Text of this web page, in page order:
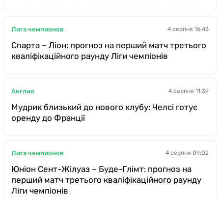
Лига чемпионов 4 серпня 16:43
Спарта – Ліон: прогноз на перший матч третього
кваліфікаційного раунду Ліги чемпіонів
Англия 4 серпня 11:39
Мудрик близький до нового клубу: Челсі готує
оренду до Франції
Лига чемпионов 4 серпня 09:02
Юніон Сент-Жілуаз – Буде-Глімт: прогноз на
перший матч третього кваліфікаційного раунду
Ліги чемпіонів